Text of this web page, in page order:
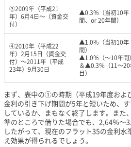
③2009年（平成21
年）6月4日～（資金交
付）
▲0.3％（当初10年
間、or 20年間）
④2010年（平成22
年）2月15日（資金交
付）～2011年（平成
23年）9月30日
▲1.0％（当初10年
間）
▲1.0％（～10年間）
＆▲0.3％（11～
目）
まず、表中の①の時期（平成19年度およ
金利の引き下げ期間が5年と短いため、
しているか、まもなく終了します。また
準のところで借りた場合でも、2,64％～
したがって、現在のフラット35の金利
え効果が得られるでしょう。